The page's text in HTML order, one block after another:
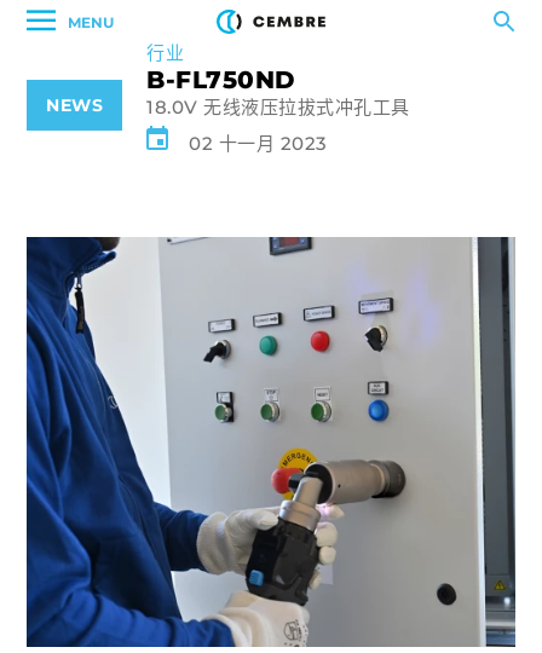
MENU
NEWS
行业
B-FL750ND
18.0V 无线液压拉拔式冲孔工具
02 十一月 2023